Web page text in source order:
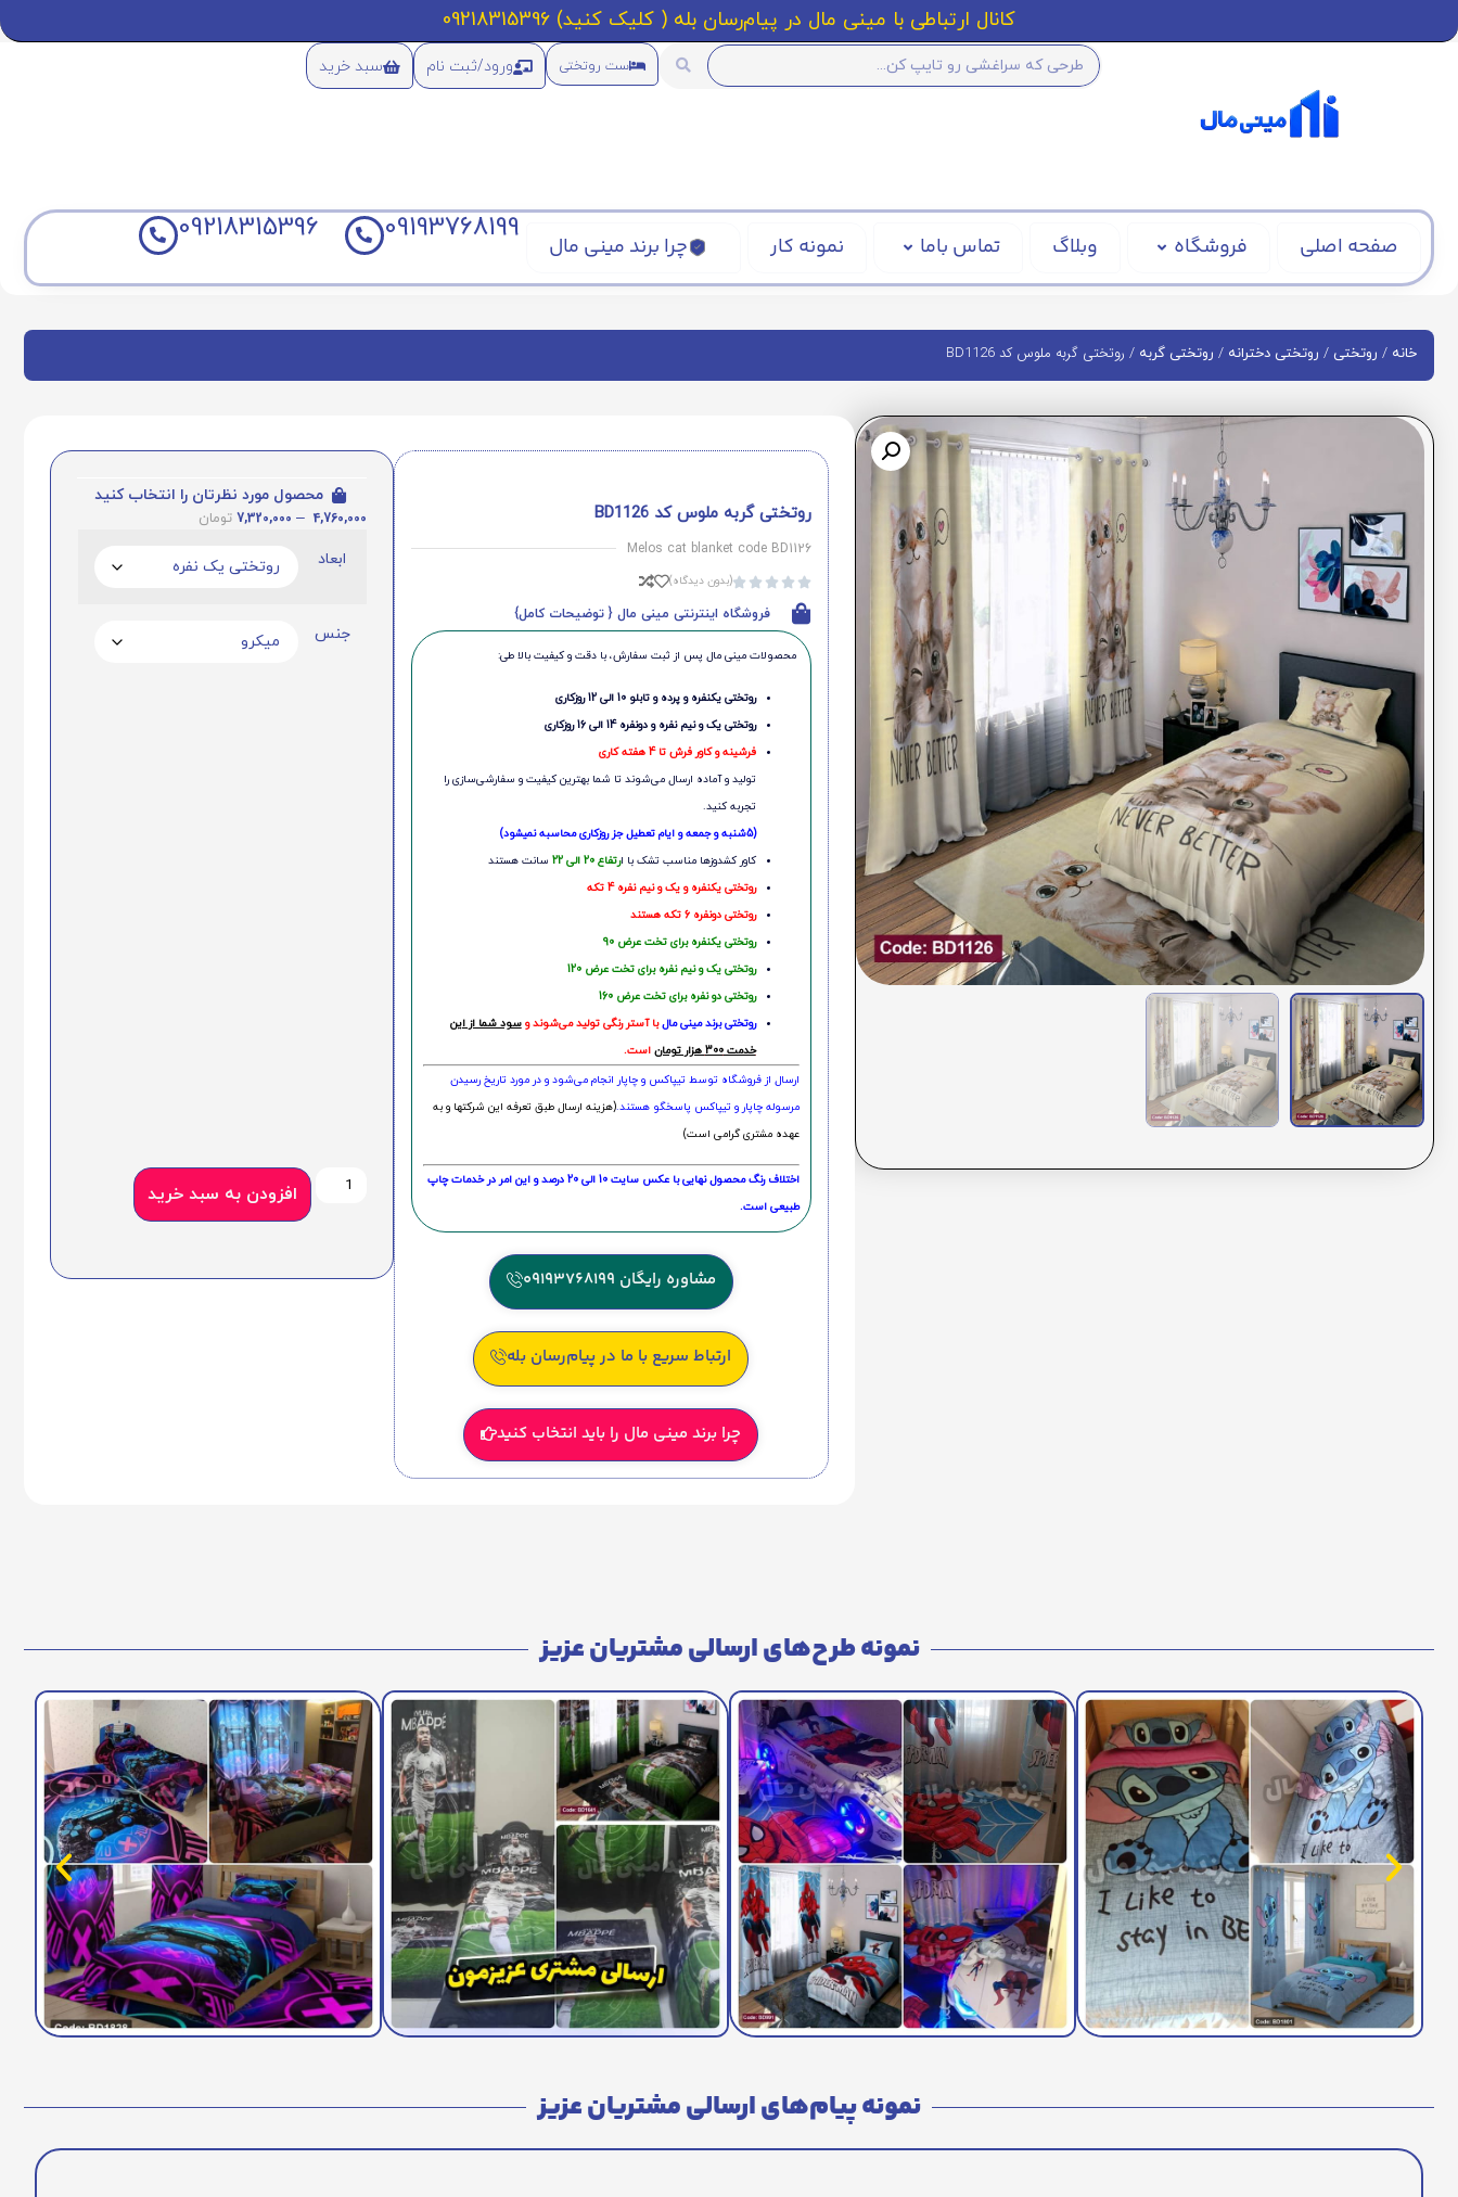
کانال ارتباطی با مینی مال در پیام‌رسان بله ( کلیک کنید) 09218315396
ست روتختی ورود/ثبت نام سبد خرید
صفحه اصلی فروشگاه وبلاگ تماس باما نمونه کار چرا برند مینی مال
09193768199
09218315396
خانه / روتختی / روتختی دخترانه / روتختی گربه / روتختی گربه ملوس کد BD1126
روتختی گربه ملوس کد BD1126
Melos cat blanket code BD1126




(بدون دیدگاه)
فروشگاه اینترنتی مینی مال { توضیحات کامل}
محصولات مینی‌ مال پس از ثبت سفارش، با دقت و کیفیت بالا طی:
روتختی یکنفره و پرده و تابلو 10 الی 12 روزکاری
روتختی یک و نیم نفره و دونفره 14 الی 16 روزکاری
فرشینه و کاور فرش تا 4 هفته کاری
تولید و آماده ارسال می‌شوند تا شما بهترین کیفیت و سفارشی‌سازی را
تجربه کنید.
(5شنبه و جمعه و ایام تعطیل جز روزکاری محاسبه نمیشود)
کاور کشدوزها مناسب تشک با ارتفاع 20 الی 22
سانت هستند
روتختی یکنفره و یک و نیم نفره 4 تکه
روتختی دونفره 6 تکه هستند
روتختی یکنفره برای تخت عرض 90
روتختی یک و نیم نفره برای تخت عرض 120
روتختی دو نفره برای تخت عرض 160
روتختی‌ برند مینی مالبا آستر رنگی تولید می‌شوند وسود شما از این
خدمت 300 هزار تومان
است.
ارسال از فروشگاه توسط تیپاکس و چاپار انجام می‌شود و در مورد تاریخ رسیدن
مرسوله چاپار و تیپاکس پاسخگو هستند.(هزینه ارسال طبق تعرفه این شرکتها و به
عهده مشتری گرامی است)
اختلاف رنگ محصول نهایی با عکس سایت 10 الی 20 درصد و این امر در خدمات چاپ
طبیعی است.
مشاوره رایگان 09193768199
ارتباط سریع با ما در پیام‌رسان بله
چرا برند مینی مال را باید انتخاب کنید
محصول مورد نظرتان را انتخاب کنید
4,760,000
–
7,320,000 تومان
ابعاد
جنس
افزودن به سبد خرید
نمونه طرح‌های ارسالی مشتریان عزیز
نمونه پیام‌های ارسالی مشتریان عزیز